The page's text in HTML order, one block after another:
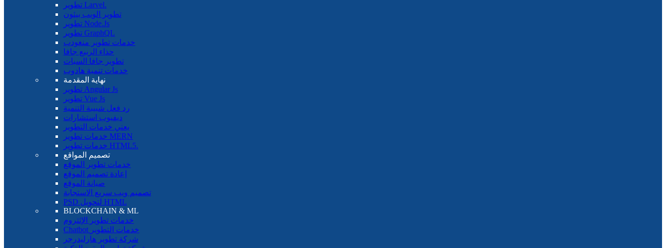
تطوير Larvel.
تطوير الويب بيثون
تطوير Node.Js
تطوير GraphQL
خدمات تطوير منغودب
حذاء الربيع جافا
تطوير جافا السبات
خدمات تنمية هادوب
نهاية المقدمة
تطوير Angular Js
تطوير Vue Js
رد فعل شبيبة التنمية
ديفيوب استشارات
يعني خدمات التطوير
خدمات تطوير MERN
خدمات تطوير HTML5.
تصميم المواقع
خدمات تطوير الموقع
إعادة تصميم الموقع
صيانة الموقع
تصميم ويب سريع الاستجابة
PSD لتحويل HTML
BLOCKCHAIN ​​& ML
خدمات تطوير الإثتروم
Chatbot خدمات التطوير
شركة تطوير هارليدرجر